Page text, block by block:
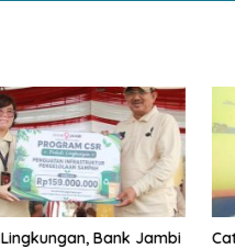
Bank Jambi